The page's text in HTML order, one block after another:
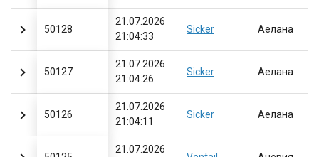
50128
21.07.2026
21:04:33
Sicker Аелана
50127
21.07.2026
21:04:26
Sicker Аелана
50126
21.07.2026
21:04:11
Sicker Аелана
21.07.2026